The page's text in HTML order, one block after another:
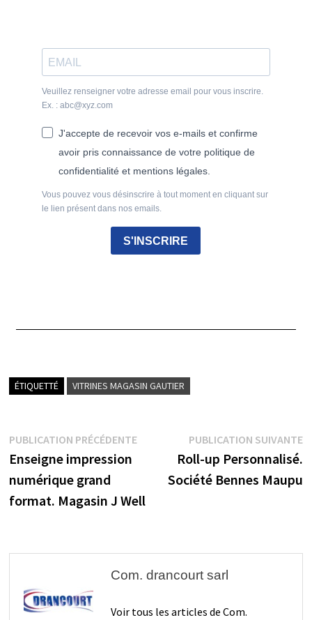
Veuillez renseigner votre adresse email pour vous inscrire.
Ex. : abc@xyz.com
J'accepte de recevoir vos e-mails et confirme
avoir pris connaissance de votre politique de
confidentialité et mentions légales.
Vous pouvez vous désinscrire à tout moment en cliquant sur
le lien présent dans nos emails.
S'INSCRIRE
ÉTIQUETTÉ VITRINES MAGASIN GAUTIER
PUBLICATION PRÉCÉDENTE
Enseigne impression
numérique grand
format. Magasin J Well
PUBLICATION SUIVANTE
Roll-up Personnalisé.
Société Bennes Maupu
Com. drancourt sarl
Voir tous les articles de Com.